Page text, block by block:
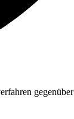
gegenüber